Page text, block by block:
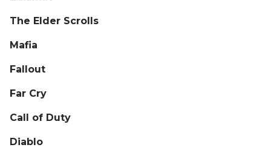
The Elder Scrolls
Mafia
Fallout
Far Cry
Call of Duty
Diablo